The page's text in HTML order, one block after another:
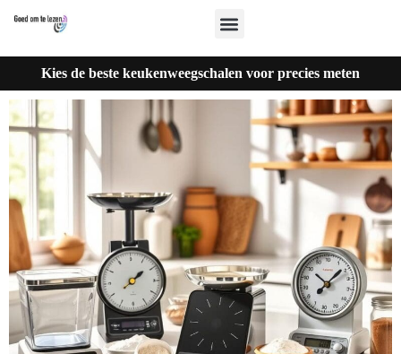
Kies de beste keukenweegschalen voor precies meten